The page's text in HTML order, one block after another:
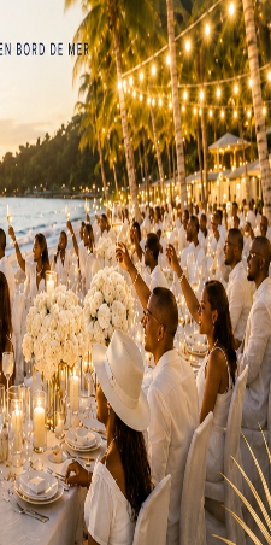
des clichés du silence
que l’homme politique,
personnelle au
la chute. En partageant
sur la condition de
et déjà une intense curiosité.